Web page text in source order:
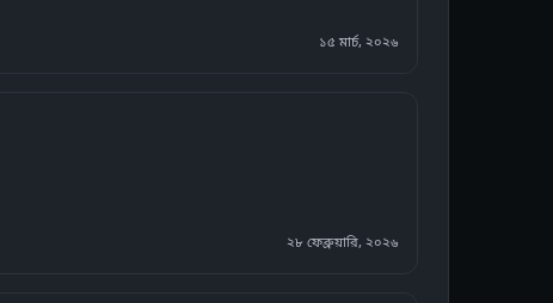
১৫ মার্চ, ২০২৬
২৮ ফেব্রুয়ারি, ২০২৬